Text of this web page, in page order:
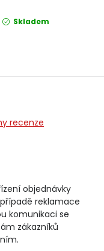
Skladem
recenze
objednávky
reklamace
komunikaci se
zákazníků